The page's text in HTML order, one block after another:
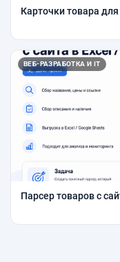
Карточки товара
ВЕБ-РАЗРАБОТКА И IT
Парсер товаров с